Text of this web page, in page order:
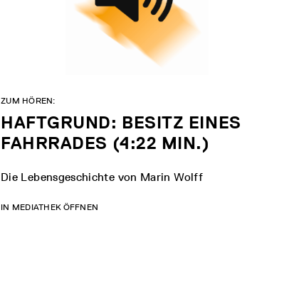
HAFTGRUND: BESITZ EINES
FAHRRADES (4:22 MIN.)
ZUM HÖREN:
Die Lebensgeschichte von Marin Wolff
IN MEDIATHEK ÖFFNEN